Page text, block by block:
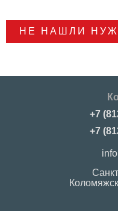
НЕ НАШЛИ
+7
+7